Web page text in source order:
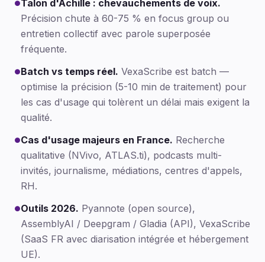
●Talon d'Achille : chevauchements de voix.
Précision chute à 60-75 % en focus group ou
entretien collectif avec parole superposée
fréquente.
●Batch vs temps réel. VexaScribe est batch —
optimise la précision (5-10 min de traitement) pour
les cas d'usage qui tolèrent un délai mais exigent la
qualité.
●Cas d'usage majeurs en France. Recherche
qualitative (NVivo, ATLAS.ti), podcasts multi-
invités, journalisme, médiations, centres d'appels,
RH.
●Outils 2026. Pyannote (open source),
AssemblyAI / Deepgram / Gladia (API), VexaScribe
(SaaS FR avec diarisation intégrée et hébergement
UE).